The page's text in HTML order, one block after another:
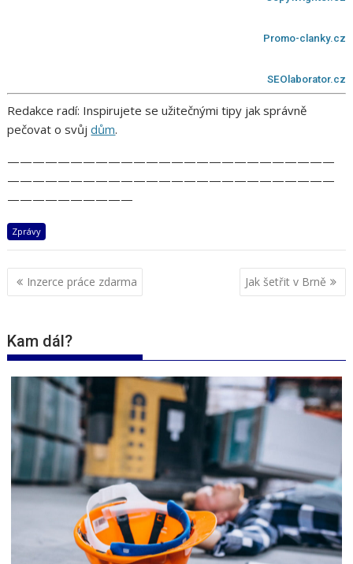
Promo-clanky.cz
SEOlaborator.cz
Redakce radí: Inspirujete se užitečnými tipy jak správně
pečovat o svůjdům.
——————————————————————————
——————————————————————————
——————————
Zprávy
Navigace
pro
Inzerce práce zdarma Jak šetřit v Brně
Kam dál?